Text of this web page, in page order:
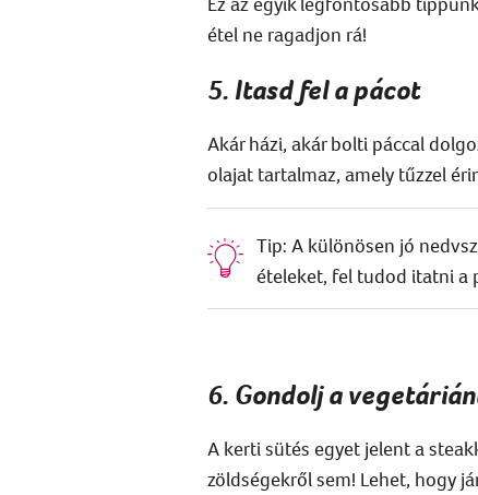
étel ne ragadjon rá!
5. Itasd fel a pácot
Akár házi, akár bolti páccal
olajat tartalmaz, amely tűzzel
Tip: A különösen jó
ételeket, fel tudod itatni a
6. Gondolj a
A kerti sütés egyet jelent a
zöldségekről sem! Lehet, hogy